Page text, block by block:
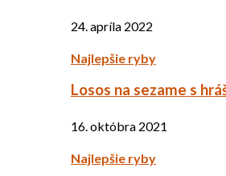
24. apríla 2022
Najlepšie ryby
Losos na sezame s
16. októbra 2021
Najlepšie ryby